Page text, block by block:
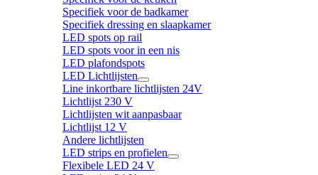
Specifiek voor de badkamer
Specifiek dressing en slaapkamer
LED spots op rail
LED spots voor in een nis
LED plafondspots
LED Lichtlijsten
Line inkortbare lichtlijsten 24V
Lichtlijst 230 V
Lichtlijsten wit aanpasbaar
Lichtlijst 12 V
Andere lichtlijsten
LED strips en profielen
Flexibele LED 24 V